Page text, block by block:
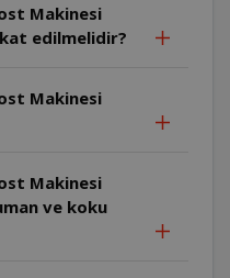
Makinesi
edilmelidir?
Makinesi
Makinesi
ve koku